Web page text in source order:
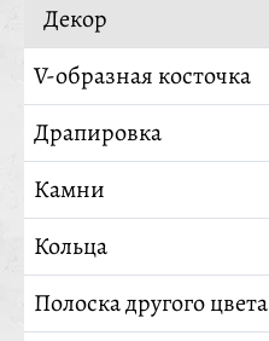
Декор
V-образная косточка
Драпировка
Камни
Кольца
Полоска другого цвета